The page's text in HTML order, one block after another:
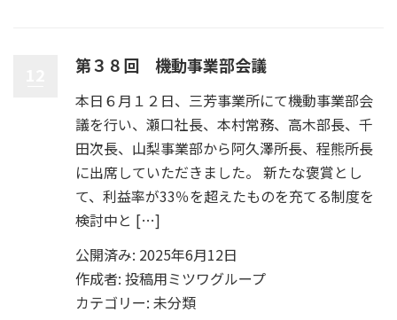
第３８回 機動事業部会議
本日６月１２日、三芳事業所にて機動事業部会
議を行い、瀬口社長、本村常務、高木部長、千
田次長、山梨事業部から阿久澤所長、程熊所長
に出席していただきました。 新たな褒賞とし
て、利益率が33％を超えたものを充てる制度を
検討中と […]
公開済み: 2025年6月12日
作成者: 投稿用ミツワグループ
カテゴリー: 未分類